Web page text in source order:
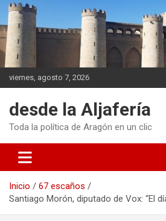
Saltar
contenido
viernes, agosto 7, 2026
desde la Aljafería
Toda la política de Aragón en un clic
Inicio
67 escaños
Santiago Morón, diputado de Vox: “El